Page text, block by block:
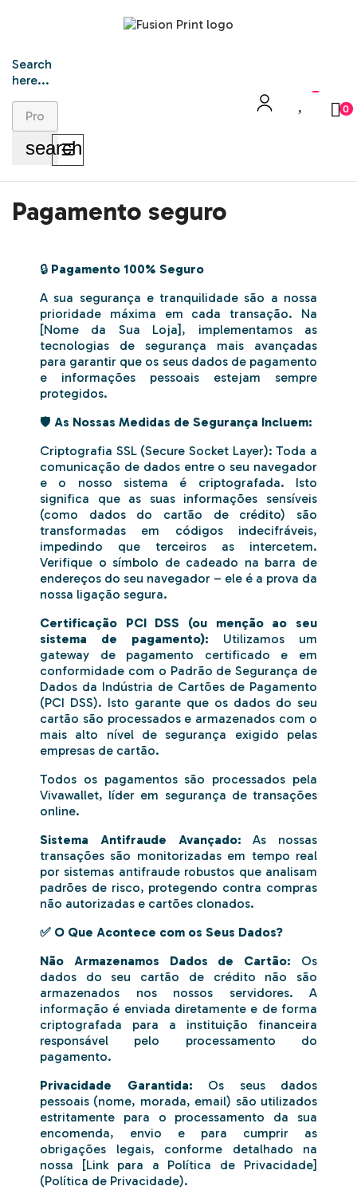
Search
here...
search
0
Toggle
navigation
☰
Pagamento seguro
🔒 Pagamento 100% Seguro
A sua segurança e tranquilidade são a nossa
prioridade máxima em cada transação. Na
[Nome da Sua Loja], implementamos as
tecnologias de segurança mais avançadas
para garantir que os seus dados de pagamento
e informações pessoais estejam sempre
protegidos.
🛡️ As Nossas Medidas de Segurança Incluem:
Criptografia SSL (Secure Socket Layer): Toda a
comunicação de dados entre o seu navegador
e o nosso sistema é criptografada. Isto
significa que as suas informações sensíveis
(como dados do cartão de crédito) são
transformadas em códigos indecifráveis,
impedindo que terceiros as intercetem.
Verifique o símbolo de cadeado na barra de
endereços do seu navegador – ele é a prova da
nossa ligação segura.
Certificação PCI DSS (ou menção ao seu
sistema de pagamento): Utilizamos um
gateway de pagamento certificado e em
conformidade com o Padrão de Segurança de
Dados da Indústria de Cartões de Pagamento
(PCI DSS). Isto garante que os dados do seu
cartão são processados e armazenados com o
mais alto nível de segurança exigido pelas
empresas de cartão.
Todos os pagamentos são processados pela
Vivawallet, líder em segurança de transações
online.
Sistema Antifraude Avançado: As nossas
transações são monitorizadas em tempo real
por sistemas antifraude robustos que analisam
padrões de risco, protegendo contra compras
não autorizadas e cartões clonados.
✅ O Que Acontece com os Seus Dados?
Não Armazenamos Dados de Cartão: Os
dados do seu cartão de crédito não são
armazenados nos nossos servidores. A
informação é enviada diretamente e de forma
criptografada para a instituição financeira
responsável pelo processamento do
pagamento.
Privacidade Garantida: Os seus dados
pessoais (nome, morada, email) são utilizados
estritamente para o processamento da sua
encomenda, envio e para cumprir as
obrigações legais, conforme detalhado na
nossa [Link para a Política de Privacidade]
(Política de Privacidade).